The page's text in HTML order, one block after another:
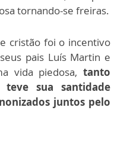
tornando-se freiras.
cristão foi o incentivo
pais Luís Martin e
vida piedosa, tanto
sua santidade
juntos pelo